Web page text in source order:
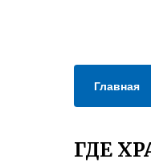
Главная
ГДЕ